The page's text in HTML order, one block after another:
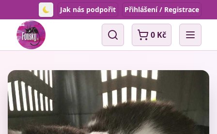
Toggle theme
Jak nás podpořit Přihlášení / Registrace
Vyhledávání0 Kč Open